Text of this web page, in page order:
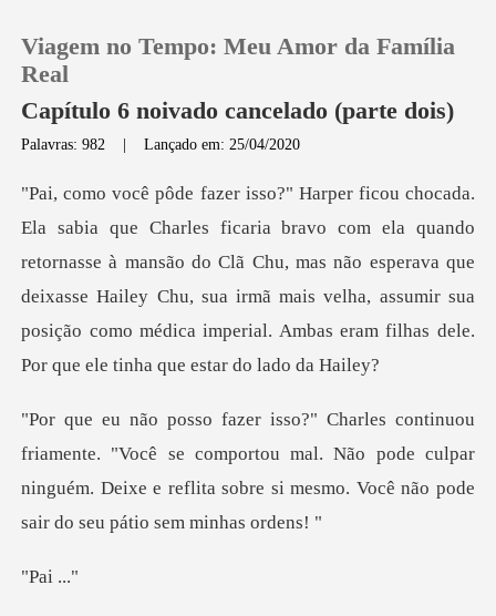
Loja
Histórico
Sair
Baixar App
Viagem no Tempo: Meu Amor da Família
Real
Capítulo 6 noivado cancelado (parte dois)
Palavras: 982 |Lançado em: 25/04/2020
do
retornasse à mansão do Clã Chu, mas não esperava que
deixasse Hailey Chu, sua irmã mais velha, assumi
Você se comportou mal. Não pode culpar
ninguém. Deixe e reflita s
i .